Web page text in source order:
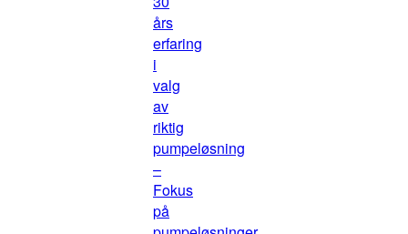
års
erfaring
i
valg
av
riktig
pumpeløsning
–
Fokus
på